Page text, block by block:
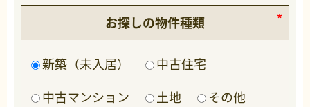
お探しの物件種類
新築（未入居）
中古住宅
中古マンション
土地
その他